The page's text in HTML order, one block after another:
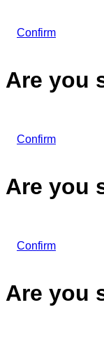
Confirm
Are you
Confirm
Are you
Confirm
Are you